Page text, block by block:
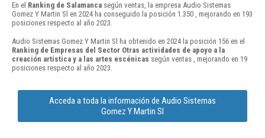
En el Ranking de Salamanca según ventas, la empresa Audio Sistemas
Gomez Y Martin Sl en 2024 ha conseguido la posición 1.350 , mejorando en 193
posiciones respecto al año 2023.
Audio Sistemas Gomez Y Martin Sl ha obtenido en 2024 la posición 156 en el
Ranking de Empresas del Sector Otras actividades de apoyo a la
creación artística y a las artes escénicas según ventas , mejorando en 19
posiciones respecto al año 2023.
Acceda a toda la información de Audio Sistemas
Gomez Y Martin Sl